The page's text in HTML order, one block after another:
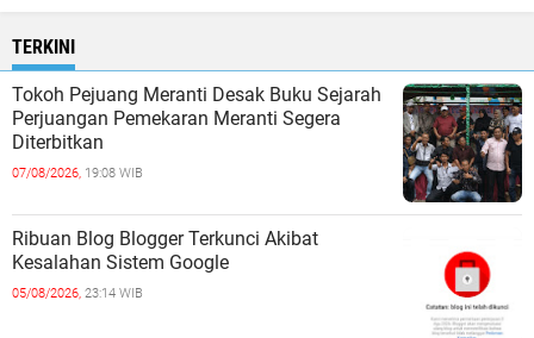
TERKINI
Tokoh Pejuang Meranti Desak Buku Sejarah
Perjuangan Pemekaran Meranti Segera
Diterbitkan
07/08/2026, 19:08 WIB
Ribuan Blog Blogger Terkunci Akibat
Kesalahan Sistem Google
05/08/2026, 23:14 WIB